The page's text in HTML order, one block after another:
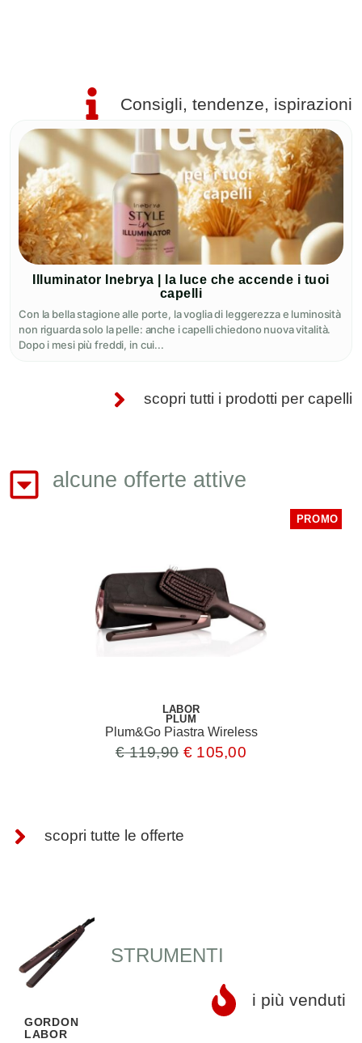
Consigli, tendenze, ispirazioni
Illuminator Inebrya | la luce che accende i tuoi
capelli
Con la bella stagione alle porte, la voglia di leggerezza e luminosità
non riguarda solo la pelle: anche i capelli chiedono nuova vitalità.
Dopo i mesi più freddi, in cui...
scopri tutti i prodotti per capelli
alcune offerte attive
PROMO
LABOR
PLUM
Plum&Go Piastra Wireless
€119,90 €105,00
scopri tutte le offerte
STRUMENTI
i più venduti
GORDON
LABOR